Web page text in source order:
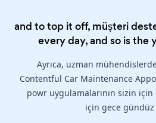
and to top it off, müşteri
every day, and so is the
Ayrıca, uzman
Contentful Car Maintenance
powr uygulamalarının sizin için
için gece gündüz